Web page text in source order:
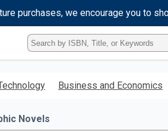
purchases, we encourage you to
Type
ISBN,
Title,
Keyword
enter
Business and Economics
Novels